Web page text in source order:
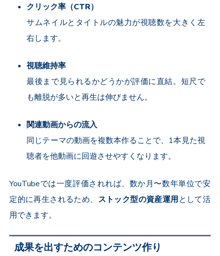
クリック率（CTR）
サムネイルとタイトルの魅力が視聴数を大きく左
右します。
視聴維持率
最後まで見られるかどうかが評価に直結。短尺で
も離脱が多いと再生は伸びません。
関連動画からの流入
同じテーマの動画を複数本作ることで、 1本見た視
聴者を他動画に回遊させやすくなります。
YouTubeでは一度評価されれば、数か月〜数年単位で安
定的に再生されるため、 ストック型の資産運用として活
用できます。
成果を出すためのコンテンツ作り